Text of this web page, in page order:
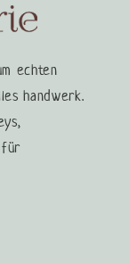
echten
handwerk.